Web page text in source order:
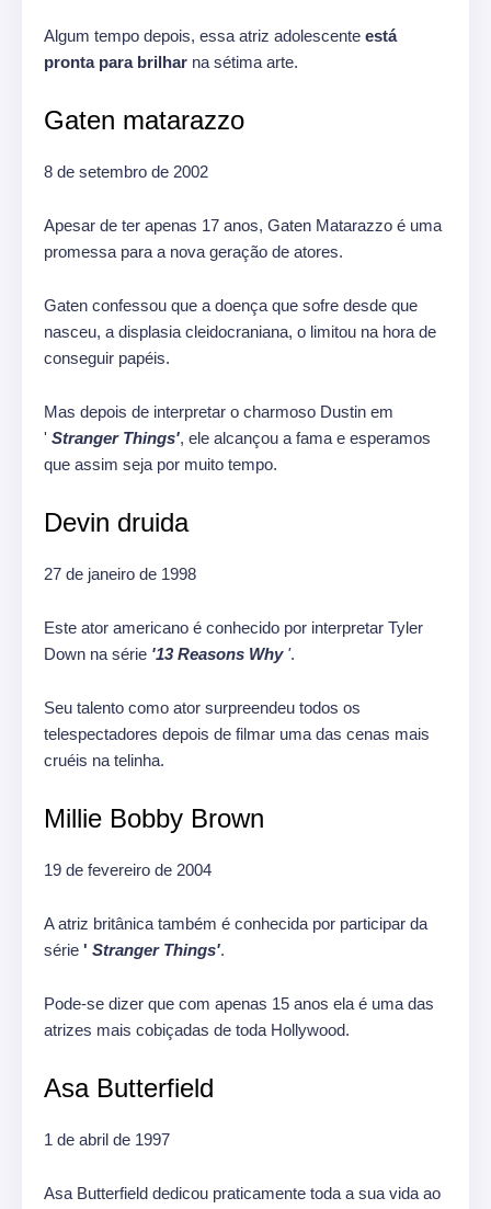
Algum tempo depois, essa atriz adolescente está
pronta para brilhar na sétima arte.
Gaten matarazzo
8 de setembro de 2002
Apesar de ter apenas 17 anos, Gaten Matarazzo é uma
promessa para a nova geração de atores.
Gaten confessou que a doença que sofre desde que
nasceu, a displasia cleidocraniana, o limitou na hora de
conseguir papéis.
Mas depois de interpretar o charmoso Dustin em
' Stranger Things', ele alcançou a fama e esperamos
que assim seja por muito tempo.
Devin druida
27 de janeiro de 1998
Este ator americano é conhecido por interpretar Tyler
Down na série '13 Reasons Why'.
Seu talento como ator surpreendeu todos os
telespectadores depois de filmar uma das cenas mais
cruéis na telinha.
Millie Bobby Brown
19 de fevereiro de 2004
A atriz britânica também é conhecida por participar da
série ' Stranger Things'.
Pode-se dizer que com apenas 15 anos ela é uma das
atrizes mais cobiçadas de toda Hollywood.
Asa Butterfield
1 de abril de 1997
Asa Butterfield dedicou praticamente toda a sua vida ao